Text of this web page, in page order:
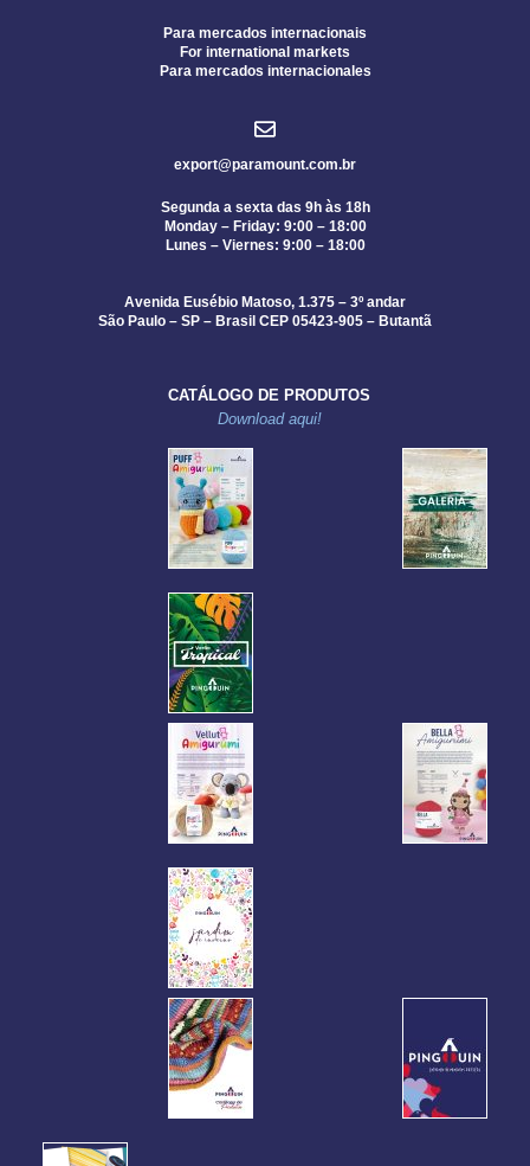
Para mercados internacionais
For international markets
Para mercados internacionales
export@paramount.com.br
Segunda a sexta das 9h às 18h
Monday – Friday: 9:00 – 18:00
Lunes – Viernes: 9:00 – 18:00
Avenida Eusébio Matoso, 1.375 – 3º andar
São Paulo – SP – Brasil CEP 05423-905 – Butantã
CATÁLOGO DE PRODUTOS
Download aqui!